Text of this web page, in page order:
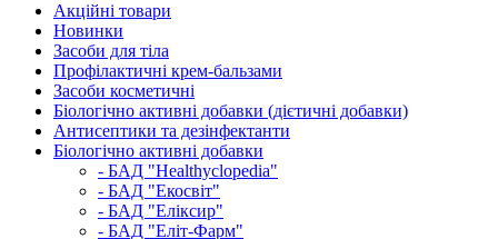
Акційні товари
Новинки
Засоби для тіла
Профілактичні крем-бальзами
Засоби косметичні
Біологічно активні добавки (дієтичні добавки)
Антисептики та дезінфектанти
Біологічно активні добавки
- БАД "Healthyclopedia"
- БАД "Екосвіт"
- БАД "Еліксир"
- БАД "Еліт-Фарм"